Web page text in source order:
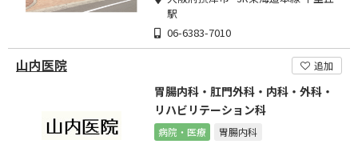
駅
06-6383-7010
山内医院 追加
胃腸内科・肛門外科・内科・外科・
リハビリテーション科
病院・医療 胃腸内科